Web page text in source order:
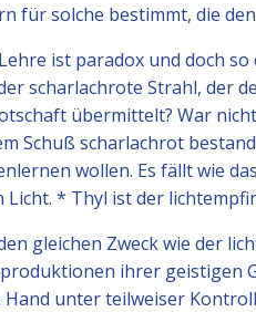
für solche bestimmt, die
ist paradox und doch
scharlachrote Strahl, der
übermittelt? War
Schuß scharlachrot
wollen. Es fällt wie
* Thyl ist der
gleichen Zweck wie der
ihrer geistigen
unter teilweiser